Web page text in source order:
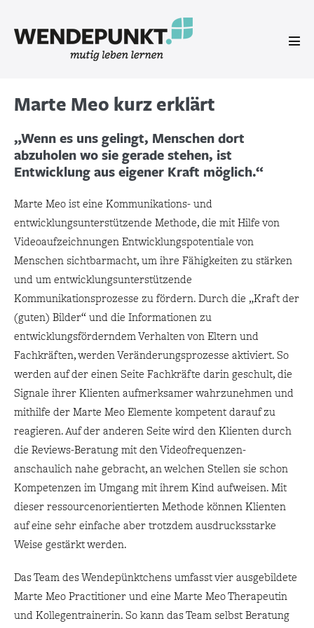
Inhalt
springen
Marte Meo kurz erklärt
„Wenn es uns gelingt, Menschen dort
abzuholen wo sie gerade stehen, ist
Entwicklung aus eigener Kraft möglich.“
Marte Meo ist eine Kommunikations- und
entwicklungsunterstützende Methode, die mit Hilfe von
Videoaufzeichnungen Entwicklungspotentiale von
Menschen sichtbarmacht, um ihre Fähigkeiten zu stärken
und um entwicklungsunterstützende
Kommunikationsprozesse zu fördern. Durch die „Kraft der
(guten) Bilder“ und die Informationen zu
entwicklungsförderndem Verhalten von Eltern und
Fachkräften, werden Veränderungsprozesse aktiviert. So
werden auf der einen Seite Fachkräfte darin geschult, die
Signale ihrer Klienten aufmerksamer wahrzunehmen und
mithilfe der Marte Meo Elemente kompetent darauf zu
reagieren. Auf der anderen Seite wird den Klienten durch
die Reviews-Beratung mit den Videofrequenzen-
anschaulich nahe gebracht, an welchen Stellen sie schon
Kompetenzen im Umgang mit ihrem Kind aufweisen. Mit
dieser ressourcenorientierten Methode können Klienten
auf eine sehr einfache aber trotzdem ausdrucksstarke
Weise gestärkt werden.
Das Team des Wendepünktchens umfasst vier ausgebildete
Marte Meo Practitioner und eine Marte Meo Therapeutin
und Kollegentrainerin. So kann das Team selbst Beratung